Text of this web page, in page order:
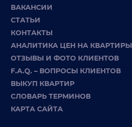
ВАКАНСИИ
СТАТЬИ
КОНТАКТЫ
АНАЛИТИКА ЦЕН НА КВАРТИРЫ
ОТЗЫВЫ И ФОТО КЛИЕНТОВ
F.A.Q. – ВОПРОСЫ КЛИЕНТОВ
ВЫКУП КВАРТИР
СЛОВАРЬ ТЕРМИНОВ
КАРТА САЙТА